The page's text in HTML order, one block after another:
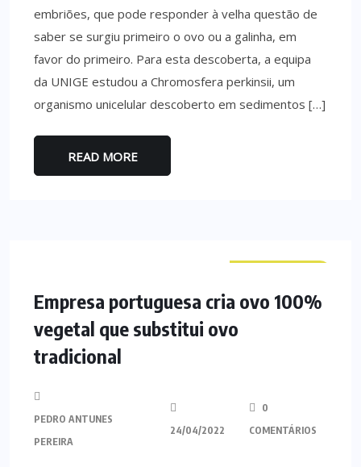
embriões, que pode responder à velha questão de
saber se surgiu primeiro o ovo ou a galinha, em
favor do primeiro. Para esta descoberta, a equipa
da UNIGE estudou a Chromosfera perkinsii, um
organismo unicelular descoberto em sedimentos […]
READ MORE
Empresa portuguesa cria ovo 100%
vegetal que substitui ovo
tradicional
PEDRO ANTUNES
PEREIRA
24/04/2022
0
COMENTÁRIOS